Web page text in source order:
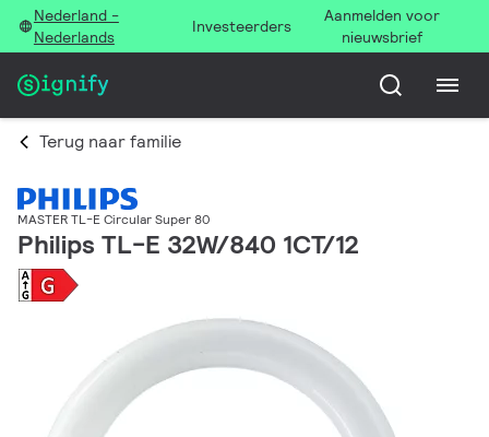
Nederland -
Nederlands
Investeerders
Aanmelden voor
nieuwsbrief
Terug naar familie
MASTER TL-E Circular Super 80
Philips TL-E 32W/840 1CT/12